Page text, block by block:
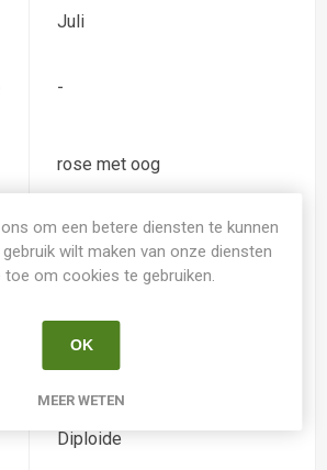
Juli
-
rose met oog
Nee
Hemerocallis
Diploide
om een betere diensten te kunnen
wilt maken van onze diensten
toe om cookies te gebruiken.
OK
MEER WETEN